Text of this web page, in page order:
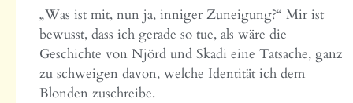
„Was ist mit, nun ja, inniger Zuneigung?“ Mir ist
bewusst, dass ich gerade so tue, als wäre die
Geschichte von Njörd und Skadi eine Tatsache, ganz
zu schweigen davon, welche Identität ich dem
Blonden zuschreibe.